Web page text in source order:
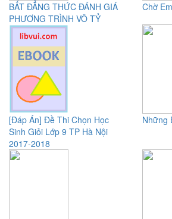
BẤT ĐẲNG THỨC ĐÁNH GIÁ
PHƯƠNG TRÌNH VÔ TỶ
Chờ
[Đáp Án] Đề Thi Chọn Học
Sinh Giỏi Lớp 9 TP Hà Nội
2017-2018
Những